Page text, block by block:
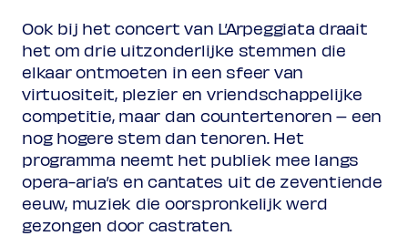
Ook bij het concert van L’Arpeggiata draait
het om drie uitzonderlijke stemmen die
elkaar ontmoeten in een sfeer van
virtuositeit, plezier en vriendschappelijke
competitie, maar dan countertenoren – een
nog hogere stem dan tenoren. Het
programma neemt het publiek mee langs
opera-aria’s en cantates uit de zeventiende
eeuw, muziek die oorspronkelijk werd
gezongen door castraten.
Jong€ 10,00
Upas / Stadspas Nieuwegein€
10,00
(excl. transactiekosten)